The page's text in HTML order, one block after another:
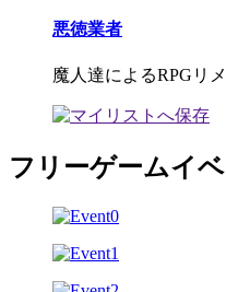
悪徳業者
魔人達によるRPGリ
フリーゲームイ